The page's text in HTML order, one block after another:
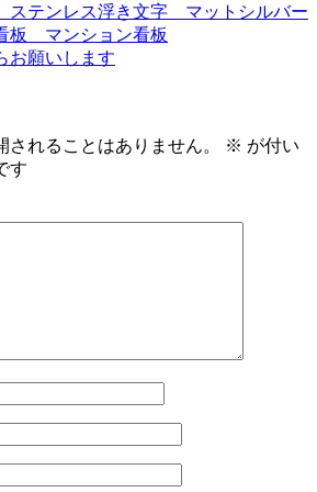
テンレス浮き文字 マットシルバー
板 マンション看板
お願いします
されることはありません。 ※ が付い
す